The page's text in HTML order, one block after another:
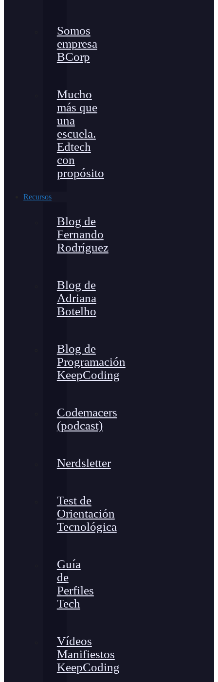
Somos
empresa
BCorp
Mucho
más que
una
escuela.
Edtech
con
propósito
Recursos
Blog de
Fernando
Rodríguez
Blog de
Adriana
Botelho
Blog de
Programación
KeepCoding
Codemacers
(podcast)
Nerdsletter
Test de
Orientación
Tecnológica
Guía
de
Perfiles
Tech
Vídeos
Manifiestos
KeepCoding